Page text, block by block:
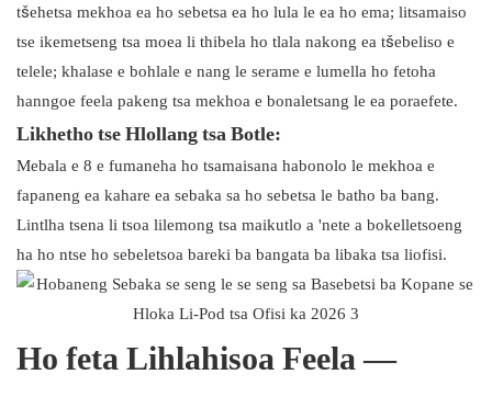
tšehetsa mekhoa ea ho sebetsa ea ho lula le ea ho ema; litsamaiso
tse ikemetseng tsa moea li thibela ho tlala nakong ea tšebeliso e
telele; khalase e bohlale e nang le serame e lumella ho fetoha
hanngoe feela pakeng tsa mekhoa e bonaletsang le ea poraefete.
Likhetho tse Hlollang tsa Botle:
Mebala e 8 e fumaneha ho tsamaisana habonolo le mekhoa e
fapaneng ea kahare ea sebaka sa ho sebetsa le batho ba bang.
Lintlha tsena li tsoa lilemong tsa maikutlo a 'nete a bokelletsoeng
ha ho ntse ho sebeletsoa bareki ba bangata ba libaka tsa liofisi.
Ho feta Lihlahisoa Feela —